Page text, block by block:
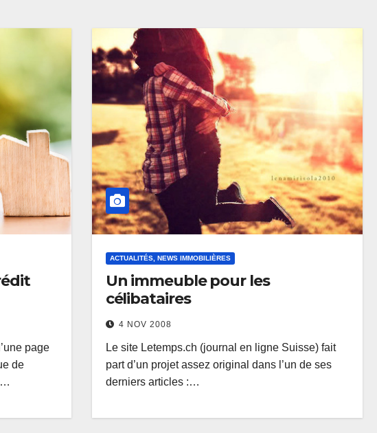
page
de
ACTUALITÉS, NEWS IMMOBILIÈRES
Un immeuble pour les
célibataires
4 NOV 2008
Le site Letemps.ch (journal en ligne Suisse) fait
part d’un projet assez original dans l’un de ses
derniers articles :…